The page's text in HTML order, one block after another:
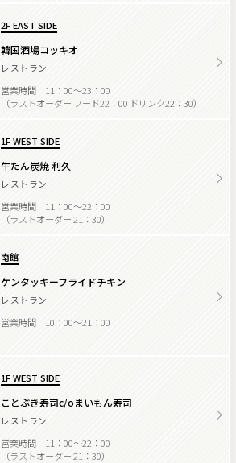
2F EAST SIDE
韓国酒場コッキオ
レストラン
営業時間 11：00～23：00
（ラストオーダー フード22：00 ドリンク22：30）
1F WEST SIDE
牛たん炭焼 利久
レストラン
営業時間 11：00～22：00
（ラストオーダー 21：30）
南館
ケンタッキーフライドチキン
レストラン
営業時間 10：00～21：00
1F WEST SIDE
ことぶき寿司c/oまいもん寿司
レストラン
営業時間 11：00～22：00
（ラストオーダー 21：30）